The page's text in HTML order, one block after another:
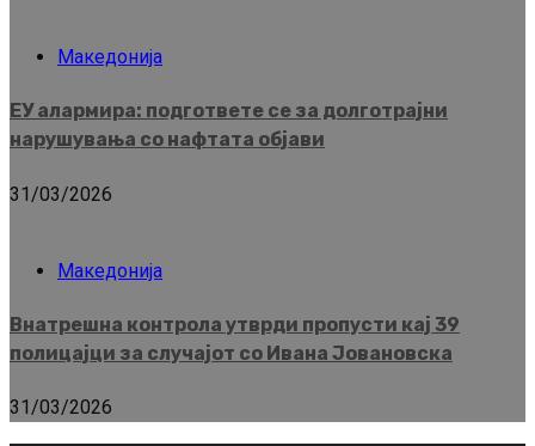
Македонија
ЕУ алармира: подгответе се за долготрајни
нарушувања со нафтата објави
31/03/2026
Македонија
Внатрешна контрола утврди пропусти кај 39
полицајци за случајот со Ивана Јовановска
31/03/2026